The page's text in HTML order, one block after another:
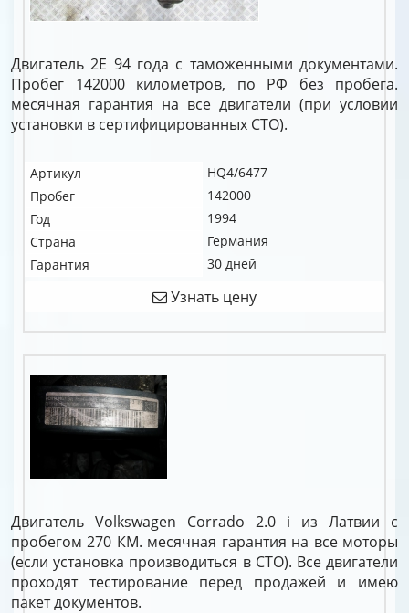
Двигатель 2E 94 года с таможенными документами.
Пробег 142000 километров, по РФ без пробега.
месячная гарантия на все двигатели (при условии
установки в сертифицированных СТО).
Артикул
HQ4/6477
Пробег
142000
Год
1994
Страна
Германия
Гарантия
30 дней
Узнать цену
Двигатель Volkswagen Corrado 2.0 i из Латвии с
пробегом 270 КМ. месячная гарантия на все моторы
(если установка производиться в СТО). Все двигатели
проходят тестирование перед продажей и имею
пакет документов.